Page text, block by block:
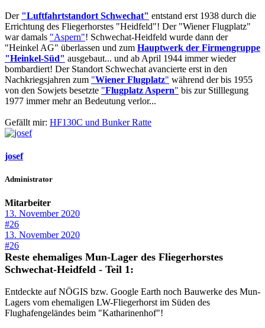
Der "Luftfahrtstandort Schwechat" entstand erst 1938 durch die
Errichtung des Fliegerhorstes "Heidfeld"! Der "Wiener Flugplatz"
war damals "Aspern"! Schwechat-Heidfeld wurde dann der
"Heinkel AG" überlassen und zum Hauptwerk der Firmengruppe
"Heinkel-Süd" ausgebaut... und ab April 1944 immer wieder
bombardiert! Der Standort Schwechat avancierte erst in den
Nachkriegsjahren zum "Wiener Flugplatz" während der bis 1955
von den Sowjets besetzte "Flugplatz Aspern" bis zur Stilllegung
1977 immer mehr an Bedeutung verlor...
Gefällt mir: HF130C und Bunker Ratte
josef
Administrator
Mitarbeiter
13. November 2020
#26
13. November 2020
#26
Reste ehemaliges Mun-Lager des Fliegerhorstes
Schwechat-Heidfeld - Teil 1:
Entdeckte auf NÖGIS bzw. Google Earth noch Bauwerke des Mun-
Lagers vom ehemaligen LW-Fliegerhorst im Süden des
Flughafengeländes beim "Katharinenhof"!